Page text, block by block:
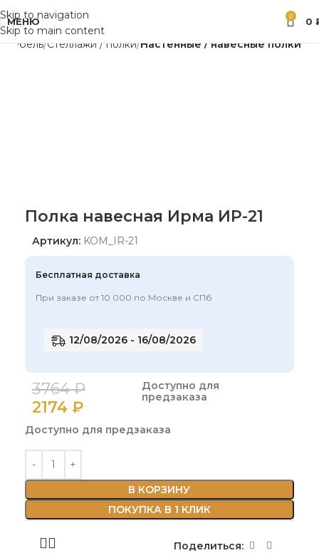
Skip to navigation
Skip to main content
МЕНЮ 0 0
Мебель Стеллажи / полки Настенные / навесные полки
Полка навесная Ирма ИР-21
Артикул: KOM_IR-21
Бесплатная доставка
При заказе от 10 000 по Москве и СПб
12/08/2026 - 16/08/2026
3764₽
2174 ₽
Доступно для
предзаказа
Доступно для предзаказа
В КОРЗИНУ
ПОКУПКА В 1 КЛИК
Поделиться: